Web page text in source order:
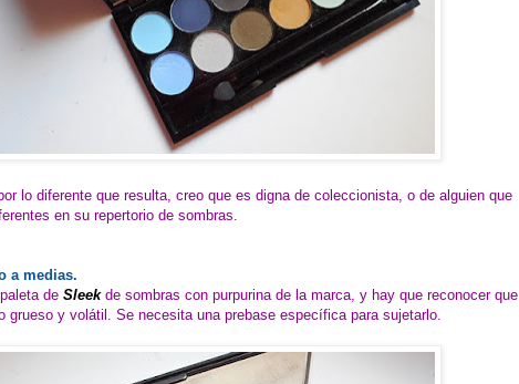
lo diferente que resulta, creo que es digna de coleccionista, o de alguien que
en su repertorio de sombras.
a medias.
de Sleekde sombras con purpurina de la marca, y hay que reconocer que
grueso y volátil. Se necesita una prebase específica para sujetarlo.